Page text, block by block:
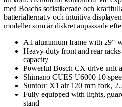
med Boschs sofistikerade och
batterialternativ och intuitiva
modeller som är diskret anpassade
All aluminium frame with 29"
Heavy-duty front and rear
capacity
Powerful Bosch CX drive unit
Shimano CUES U6000 10-
Suntour X1 air 120 mm fork,
Fully equipped with lights,
stand